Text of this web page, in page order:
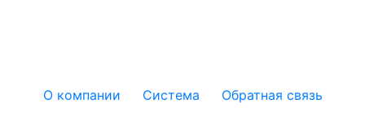
О компании Система Обратная связь